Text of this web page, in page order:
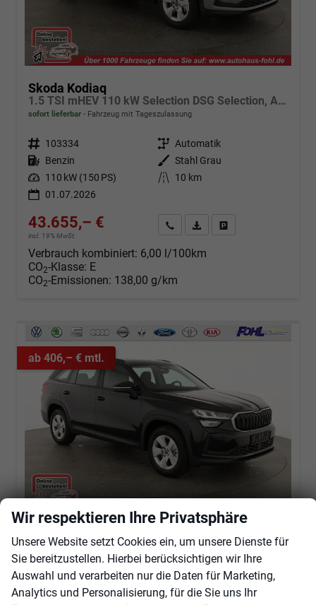
Skoda Kodiaq
1.5 TSI mHEV 110 kW Selection DSG Selection, AHK, Navi, Side, Kamera, Winter, 4 J.- Garantie
sofort lieferbar Fahrzeug mit Tageszulassung
Fahrzeugnr. 103334 Getriebe Automatik
Kraftstoff Benzin Außenfarbe Stahl Grau
Leistung 110 kW (150 PS) Kilometerstand
10 km
01.07.2026
43.655,– €
incl. 19% MwSt.
Angebot anfordern
Fahrzeugexpose (PDF)
Verbrauch kombiniert: 6,00 l/100km
CO2-Klasse: E
CO2-Emissionen: 138,00 g/km
ab 406,– € mtl.
Skoda Kodiaq
1.5 TSI mHEV 110 kW Selection DSG Selection, AHK, Navi, Side, Kamera, Winter, 4 J.- Garantie
sofort lieferbar Fahrzeug mit Tageszulassung
Fahrzeugnr. 103791 Getriebe Automatik
Wir respektieren Ihre Privatsphäre
Unsere Website setzt Cookies ein, um unsere Dienste für
Sie bereitzustellen. Hierbei berücksichtigen wir Ihre
Auswahl und verarbeiten nur die Daten für Marketing,
Analytics und Personalisierung, für die Sie uns Ihr